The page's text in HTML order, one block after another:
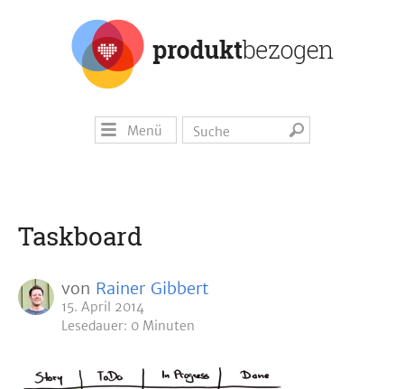
Menü
Taskboard
von Rainer Gibbert
15. April 2014
Lesedauer: 0 Minuten